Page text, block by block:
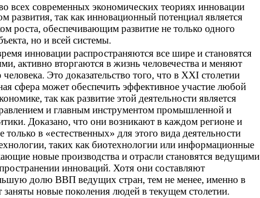
всех современных экономических теориях инновации
развития, так как инновационный потенциал является
роста, обеспечивающим развитие не только одного
но и всей системы.
инновации распространяются все шире и становятся
активно вторгаются в жизнь человечества и меняют
Это доказательство того, что в XXI столетии
сфера может обеспечить эффективное участие любой
так как развитие этой деятельности является
и главным инструментом промышленной и
Доказано, что они возникают в каждом регионе и
только в «естественных» для этого вида деятельности
таких как биотехнологии или информационные
новые производства и отрасли становятся ведущими
инноваций. Хотя они составляют
долю ВВП ведущих стран, тем не менее, именно в
заняты новые поколения людей в текущем столетии.